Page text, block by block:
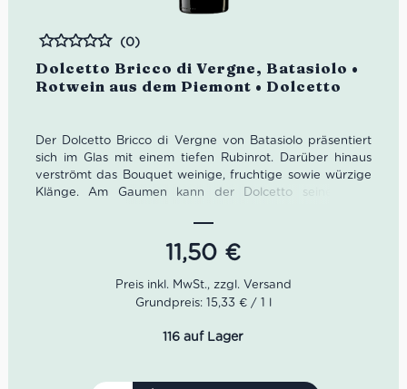
Dolcetto Bricco di Vergne, Batasiolo •
Rotwein aus dem Piemont • Dolcetto
Bewertet
(0)
Der Dolcetto Bricco di Vergne von Batasiolo präsentiert
sich im Glas mit einem tiefen Rubinrot. Darüber hinaus
verströmt das Bouquet weinige, fruchtige sowie würzige
Klänge. Am Gaumen kann der Dolcetto seine zarte
seinen feinen Abgang zelebrieren.
Farbe: tiefes Rubinrot
Geruch: weinig, fruchtig, würzig
Geschmack: zarte Würze, weiche Tannine, feiner
Idealer Versandkarton: 21 Flaschen
11,50 €
Grundpreis: 15,33 € / 1 l
116 auf Lager